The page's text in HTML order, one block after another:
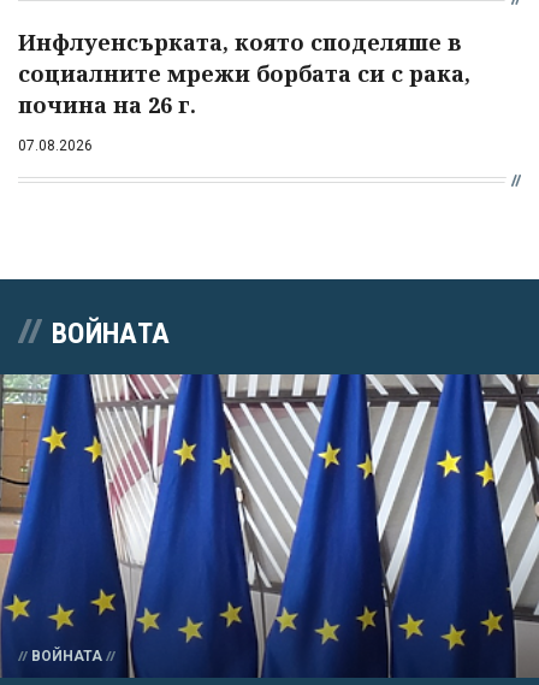
Инфлуенсърката, която споделяше в
социалните мрежи борбата си с рака,
почина на 26 г.
07.08.2026
ВОЙНАТА
ВОЙНАТА